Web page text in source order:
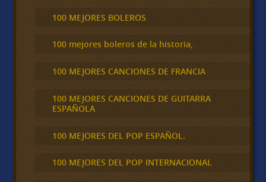
100 MEJORES BOLEROS
100 mejores boleros de la historia,
100 MEJORES CANCIONES DE FRANCIA
100 MEJORES CANCIONES DE GUITARRA
ESPAÑOLA
100 MEJORES DEL POP ESPAÑOL.
100 MEJORES DEL POP INTERNACIONAL